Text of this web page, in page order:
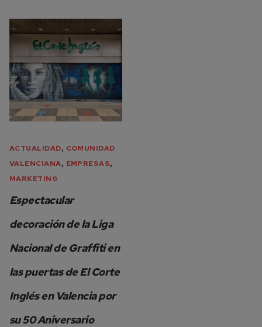
ACTUALIDAD, COMUNIDAD
VALENCIANA, EMPRESAS,
MARKETING
Espectacular
decoración de la Liga
Nacional de Graffiti en
las puertas de El Corte
Inglés en Valencia por
su 50 Aniversario